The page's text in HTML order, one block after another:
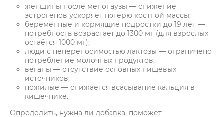
женщины после менопаузы — снижение
эстрогенов ускоряет потерю костной массы;
беременные и кормящие подростки до 19 лет —
потребность возрастает до 1300 мг (для взрослых
остаётся 1000 мг);
люди с непереносимостью лактозы — ограничено
потребление молочных продуктов;
веганы — отсутствие основных пищевых
источников;
пожилые — снижается всасывание кальция в
кишечнике.
Определить, нужна ли добавка, поможет